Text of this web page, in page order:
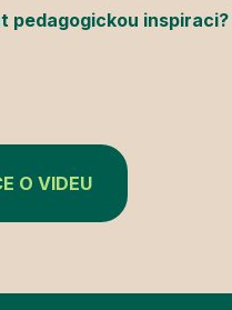
pedagogickou inspiraci?
O VIDEU